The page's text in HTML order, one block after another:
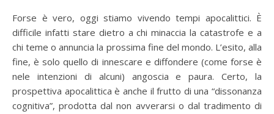
Forse è vero, oggi stiamo vivendo tempi apocalittici. È
difficile infatti stare dietro a chi minaccia la catastrofe e a
chi teme o annuncia la prossima fine del mondo. L’esito, alla
fine, è solo quello di innescare e diffondere (come forse è
nele intenzioni di alcuni) angoscia e paura. Certo, la
prospettiva apocalittica è anche il frutto di una “dissonanza
cognitiva”, prodotta dal non avverarsi o dal tradimento di